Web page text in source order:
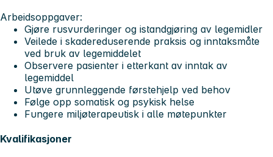
Arbeidsoppgaver:
Gjøre rusvurderinger og istandgjøring av legemidler
Veilede i skadereduserende praksis og inntaksmåte
ved bruk av legemiddelet
Observere pasienter i etterkant av inntak av
legemiddel
Utøve grunnleggende førstehjelp ved behov
Følge opp somatisk og psykisk helse
Fungere miljøterapeutisk i alle møtepunkter
Kvalifikasjoner